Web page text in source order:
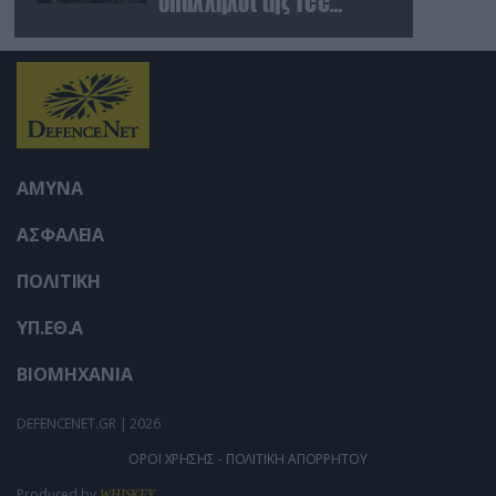
αλλά… εξοντώθηκαν –
ΑΜΥΝΑ
ΑΣΦΑΛΕΙΑ
ΠΟΛΙΤΙΚΗ
ΥΠ.ΕΘ.Α
ΒΙΟΜΗΧΑΝΙΑ
DEFENCENET.GR | 2026
ΟΡΟΙ ΧΡΗΣΗΣ - ΠΟΛΙΤΙΚΗ ΑΠΟΡΡΗΤΟΥ